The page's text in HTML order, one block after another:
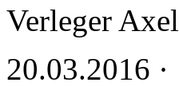
Verleger
20.03.2016 ·